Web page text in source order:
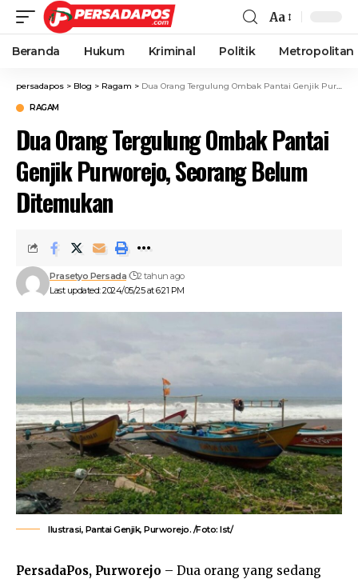
Aa
Beranda Hukum Kriminal Politik Metropolitan
persadapos > Blog > Ragam > Dua Orang Tergulung Ombak Pantai Genjik Purworejo, Seorang Belum Ditemukan
RAGAM
Dua Orang Tergulung Ombak Pantai
Genjik Purworejo, Seorang Belum
Ditemukan
Last updated: 2024/05/25 at 6:21 PM
Prasetyo Persada 2 tahun ago
Ilustrasi, Pantai Genjik, Purworejo. /Foto: Ist/
PersadaPos, Purworejo – Dua orang yang sedang